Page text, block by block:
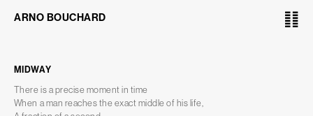
ARNO BOUCHARD ䷁
MIDWAY
There is a precise moment in time
When a man reaches the exact middle of his life,